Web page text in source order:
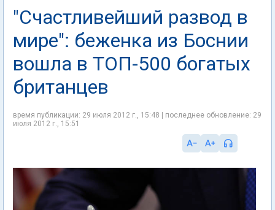
"Счастливейший развод в
мире": беженка из Боснии
вошла в ТОП-500 богатых
британцев
время публикации: 29 июля 2012 г., 15:48 | последнее обновление: 29
июля 2012 г., 15:51